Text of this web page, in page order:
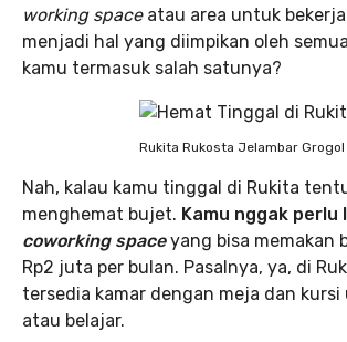
working spaceatau area untuk
menjadi hal yang diimpikan oleh
kamu termasuk salah satunya?
Rukita Rukosta Jelambar Grogol
Nah, kalau kamu tinggal di Rukita
menghemat bujet. Kamu nggak perlu
coworking space yang bisa memakan
Rp2 juta per bulan. Pasalnya, ya, di
tersedia kamar dengan meja dan
atau belajar.